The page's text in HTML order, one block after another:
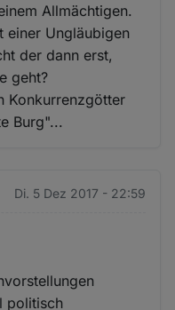
Allmächtigen.
einer Ungläubigen
der dann erst,
geht?
Konkurrenzgötter
Burg"...
Di. 5 Dez 2017 - 22:59
politisch